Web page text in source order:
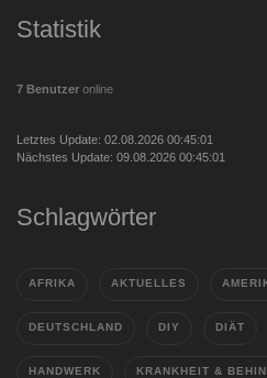
Statistik
7 Benutzer online
Letztes Update: 02.08.2026 00:45:01
Nächstes Update: 09.08.2026 00:45:01
Schlagwörter
AFRIKA AKTUELLES
DEUTSCHLAND DIY DIÄT
HANDWERK KRANKHEIT &